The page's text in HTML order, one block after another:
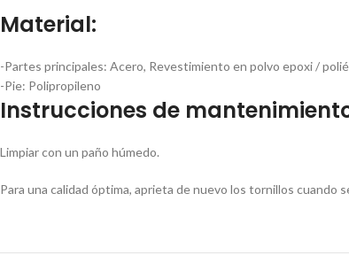
Material:
-Partes principales: Acero, Revestimiento en polvo epoxi /
-Pie: Polipropileno
Instrucciones de
Limpiar con un paño húmedo.
Para una calidad óptima, aprieta de nuevo los tornillos cuando